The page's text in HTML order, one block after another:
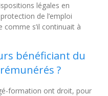
légales en
de l’emploi
comme s’il continuait à
bénéficiant du
?
formation ont droit, pour